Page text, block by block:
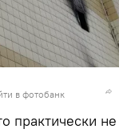
в фотобанк
практически не